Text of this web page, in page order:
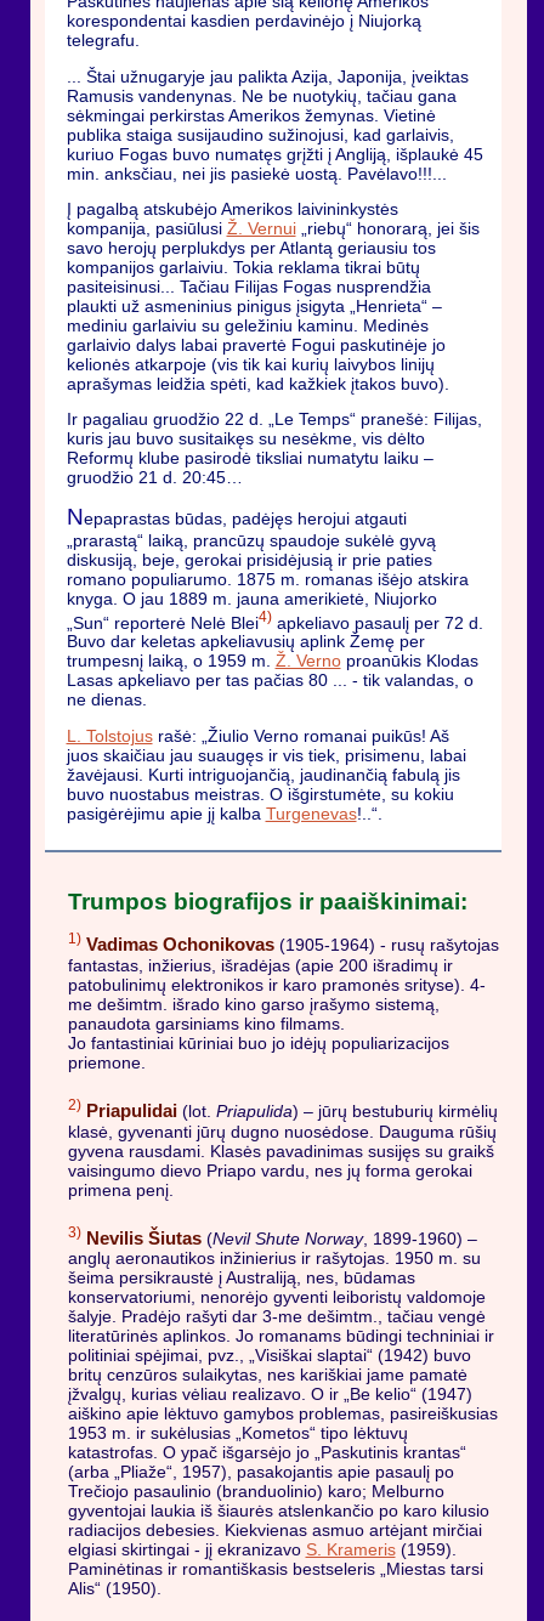
korespondentai kasdien perdavinėjo į Niujorką
telegrafu.
... Štai užnugaryje jau palikta Azija, Japonija, įveiktas
Ramusis vandenynas. Ne be nuotykių, tačiau gana
sėkmingai perkirstas Amerikos žemynas. Vietinė
publika staiga susijaudino sužinojusi, kad garlaivis,
kuriuo Fogas buvo numatęs grįžti į Angliją, išplaukė 45
min. anksčiau, nei jis pasiekė uostą. Pavėlavo!!!...
Į pagalbą atskubėjo Amerikos laivininkystės
kompanija, pasiūlusi Ž. Vernui„riebų“ honorarą, jei šis
savo herojų perplukdys per Atlantą geriausiu tos
kompanijos garlaiviu. Tokia reklama tikrai būtų
pasiteisinusi... Tačiau Filijas Fogas nusprendžia
plaukti už asmeninius pinigus įsigyta „Henrieta“ –
mediniu garlaiviu su geležiniu kaminu. Medinės
garlaivio dalys labai pravertė Fogui paskutinėje jo
kelionės atkarpoje (vis tik kai kurių laivybos linijų
aprašymas leidžia spėti, kad kažkiek įtakos buvo).
Ir pagaliau gruodžio 22 d. „Le Temps“ pranešė: Filijas,
kuris jau buvo susitaikęs su nesėkme, vis dėlto
Reformų klube pasirodė tiksliai numatytu laiku –
gruodžio 21 d. 20:45…
Nepaprastas būdas, padėjęs herojui atgauti
„prarastą“ laiką, prancūzų spaudoje sukėlė gyvą
diskusiją, beje, gerokai prisidėjusią ir prie paties
romano populiarumo. 1875 m. romanas išėjo atskira
knyga. O jau 1889 m. jauna amerikietė, Niujorko
„Sun“ reporterė Nelė Blei4)apkeliavo pasaulį per 72 d.
Buvo dar keletas apkeliavusių aplink Žemę per
trumpesnį laiką, o 1959 m. Ž. Vernoproanūkis Klodas
Lasas apkeliavo per tas pačias 80 ... - tik valandas, o
ne dienas.
L. Tolstojusrašė: „Žiulio Verno romanai puikūs! Aš
juos skaičiau jau suaugęs ir vis tiek, prisimenu, labai
žavėjausi. Kurti intriguojančią, jaudinančią fabulą jis
buvo nuostabus meistras. O išgirstumėte, su kokiu
pasigėrėjimu apie jį kalba Turgenevas!..“.
Trumpos biografijos ir paaiškinimai:
1) Vadimas Ochonikovas(1905-1964) - rusų rašytojas
fantastas, inžierius, išradėjas (apie 200 išradimų ir
patobulinimų elektronikos ir karo pramonės srityse). 4-
me dešimtm. išrado kino garso įrašymo sistemą,
panaudota garsiniams kino filmams.
Jo fantastiniai kūriniai buo jo idėjų populiarizacijos
priemone.
2) Priapulidai(lot. Priapulida) – jūrų bestuburių kirmėlių
klasė, gyvenanti jūrų dugno nuosėdose. Dauguma rūšių
gyvena rausdami. Klasės pavadinimas susijęs su graikš
vaisingumo dievo Priapo vardu, nes jų forma gerokai
primena penį.
3) Nevilis Šiutas(Nevil Shute Norway, 1899-1960) –
anglų aeronautikos inžinierius ir rašytojas. 1950 m. su
šeima persikraustė į Australiją, nes, būdamas
konservatoriumi, nenorėjo gyventi leiboristų valdomoje
šalyje. Pradėjo rašyti dar 3-me dešimtm., tačiau vengė
literatūrinės aplinkos. Jo romanams būdingi techniniai ir
politiniai spėjimai, pvz., „Visiškai slaptai“ (1942) buvo
britų cenzūros sulaikytas, nes kariškiai jame pamatė
įžvalgų, kurias vėliau realizavo. O ir „Be kelio“ (1947)
aiškino apie lėktuvo gamybos problemas, pasireiškusias
1953 m. ir sukėlusias „Kometos“ tipo lėktuvų
katastrofas. O ypač išgarsėjo jo „Paskutinis krantas“
(arba „Pliaže“, 1957), pasakojantis apie pasaulį po
Trečiojo pasaulinio (branduolinio) karo; Melburno
gyventojai laukia iš šiaurės atslenkančio po karo kilusio
radiacijos debesies. Kiekvienas asmuo artėjant mirčiai
elgiasi skirtingai - jį ekranizavo S. Krameris(1959).
Paminėtinas ir romantiškasis bestseleris „Miestas tarsi
Alis“ (1950).